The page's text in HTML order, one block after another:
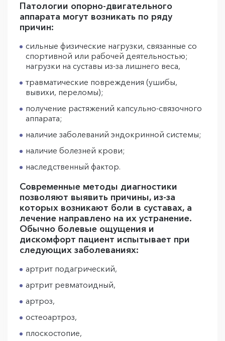
Патологии опорно-двигательного
аппарата могут возникать по ряду
причин:
сильные физические нагрузки, связанные со
спортивной или рабочей деятельностью;
нагрузки на суставы из-за лишнего веса,
травматические повреждения (ушибы,
вывихи, переломы);
получение растяжений капсульно-связочного
аппарата;
наличие заболеваний эндокринной системы;
наличие болезней крови;
наследственный фактор.
Современные методы диагностики
позволяют выявить причины, из-за
которых возникают боли в суставах, а
лечение направлено на их устранение.
Обычно болевые ощущения и
дискомфорт пациент испытывает при
следующих заболеваниях:
артрит подагрический,
артрит ревматоидный,
артроз,
остеоартроз,
плоскостопие,